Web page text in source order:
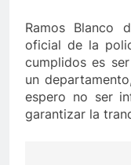
Ramos Blanco
oficial de la
cumplidos es
un
espero no ser
garantizar la